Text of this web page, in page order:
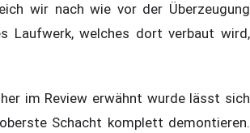
wir nach wie vor der Überzeugung
Laufwerk, welches dort verbaut wird,
im Review erwähnt wurde lässt sich
Schacht komplett demontieren.